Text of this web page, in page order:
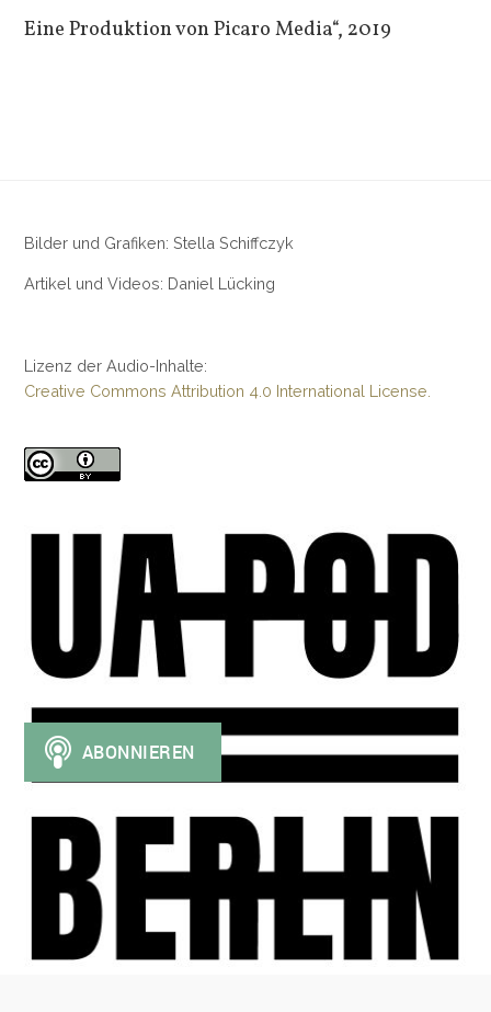
Eine Produktion von Picaro Media“, 2019
Bilder und Grafiken: Stella Schiffczyk
Artikel und Videos: Daniel Lücking
Lizenz der Audio-Inhalte:
Creative Commons Attribution 4.0 International License.